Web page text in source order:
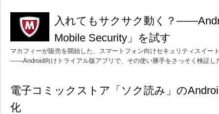
入れてもサクサク動く？
Mobile Security」を試す
マカフィーが販売を開始した、スマートフォン向けセキュリティスイー
――Android向けトライアル版アプリで、その使い勝手をさっそく検証し
電子コミックストア「ソク読み」の
化